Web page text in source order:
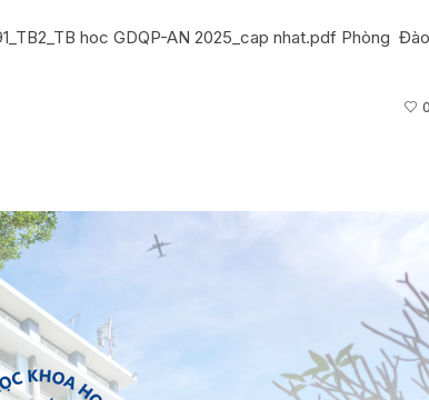
hoc GDQP-AN 2025_cap nhat.pdf Phòng Đào